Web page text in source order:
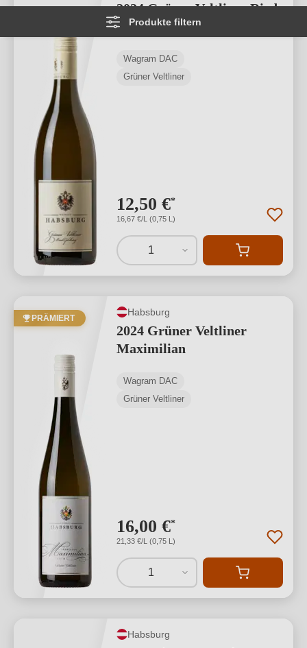
Produkte filtern
2024 Grüner Veltliner Ried
Goldberg
Wagram DAC
Grüner Veltliner
12,50 €*
16,67 €/L (0,75 L)
1
PRÄMIERT
Habsburg
2024 Grüner Veltliner
Maximilian
Wagram DAC
Grüner Veltliner
16,00 €*
21,33 €/L (0,75 L)
1
Habsburg